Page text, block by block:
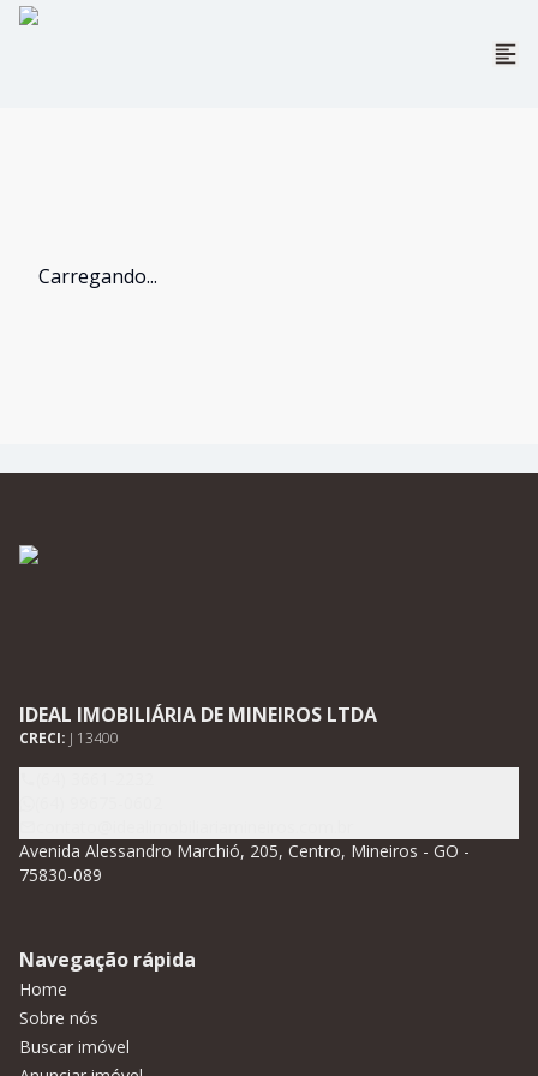
Carregando...
IDEAL IMOBILIÁRIA DE MINEIROS LTDA
CRECI: J 13400
Avenida Alessandro Marchió, 205, Centro, Mineiros - GO -
75830-089
Navegação rápida
Home
Sobre nós
Buscar imóvel